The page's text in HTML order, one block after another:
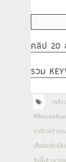
คลิป 20
รวม
เพลิ
ลิขิตแห่งจัน
ปรปักษ์จำน
เสือตัดสิงห์ลิ
รักนี้เจ้านาย